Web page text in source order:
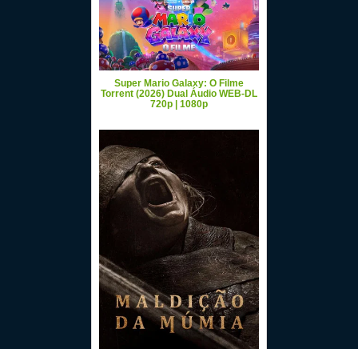
Super Mario Galaxy: O Filme
Torrent (2026) Dual Áudio WEB-DL
720p | 1080p